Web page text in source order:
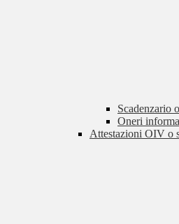
Scadenzario
Oneri
Attestazioni OIV o